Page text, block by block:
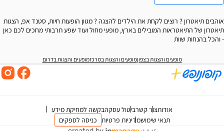
אוהבים תיאטרון ? רוצים לקחת את הילדים להצגה ? מגוון הופעות חיות, סטנד אפ, הצגות
תיאטרון של התיאטראות המובילים בארץ, מופעי מחול ועוד שפע תרבותי מחכים לכם כאן
- והכל בהנחות שוות
מופעים והצגות בצפוןמופעים והצגות במרכזמופעים והצגות בדרום
אודותצור קשרביטול עסקהבקשה למחיקת מידע
תנאי שימושמדיניות פרטיות כניסה לספקים